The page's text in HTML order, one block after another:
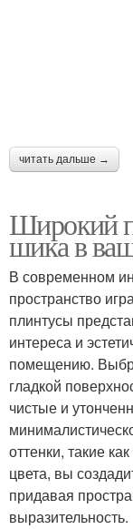
Напольное
Напольные
Скрытый
Плинтус в
читать дальше →
Широкий
шика в
В современном
пространство
плинтусы
интереса и
помещению.
гладкой
чистые и
оттенки, такие
цвета, вы
придавая
выразительность.